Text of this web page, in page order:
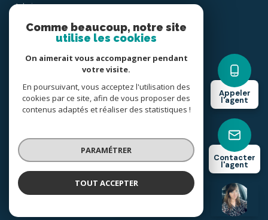
Lydie Boncompain
Appeler
l'agent
Contacter
l'agent
Admin
Nos honoraires
Cookies
© 2026 | Tous droits réservés
Réalisé par
Comme beaucoup, notre site
utilise les cookies
On aimerait vous accompagner pendant
votre visite.
En poursuivant, vous acceptez l'utilisation des
cookies par ce site, afin de vous proposer des
contenus adaptés et réaliser des statistiques !
PARAMÉTRER
TOUT ACCEPTER